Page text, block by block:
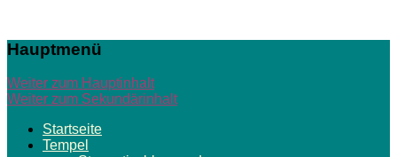
Seele auf
Online-
Stammtische
Hauptmenü
Weiter zum Hauptinhalt
Weiter zum Sekundärinhalt
Startseite
Tempel